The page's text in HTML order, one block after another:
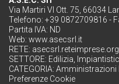
Via Martiri VI Ott. 75, 66034
Telefono: +39 0872709816 -
Partita IVA: ND
Web: www.asecsrl.it
RETE: asecsrl.reteimprese.org
SETTORE: Edilizia,
CATEGORIA: Amministrazioni
Preferenze Cookie